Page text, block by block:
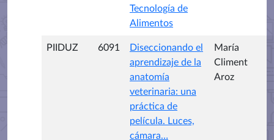
Tecnología de
Alimentos
PIIDUZ 6091
Diseccionando el
aprendizaje de la
anatomía
veterinaria: una
práctica de
película. Luces,
cámara…
María
Climent
Aroz